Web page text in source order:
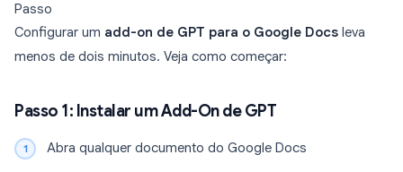
Passo
Configurar um add-on de GPT para o Google Docs leva
menos de dois minutos. Veja como começar:
Passo 1: Instalar um Add-On de GPT
Abra qualquer documento do Google Docs